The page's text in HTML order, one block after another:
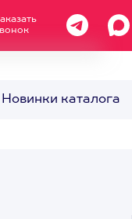
Новинки каталога